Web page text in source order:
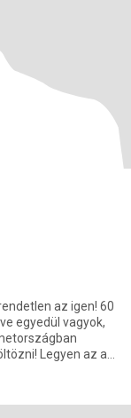
az igen! 60
egyedül vagyok,
Legyen az a